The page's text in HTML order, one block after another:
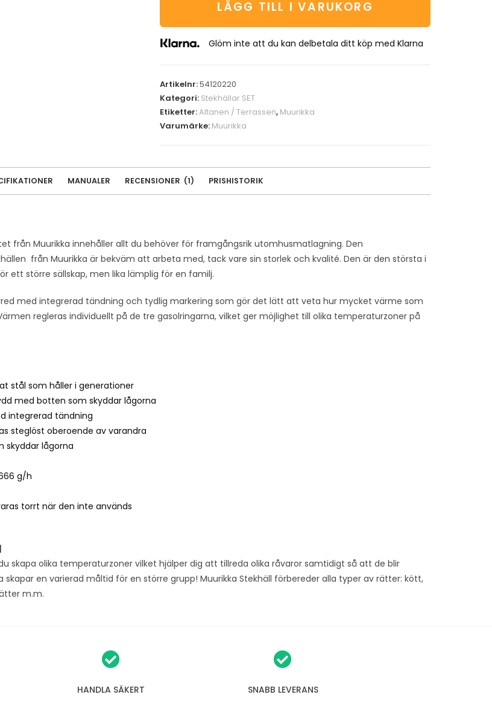
LÄGG TILL I VARUKORG
Glöm inte att du kan delbetala ditt köp med Klarna
Artikelnr:54120220
Kategori: Stekhällar SET
Etiketter:Altanen / Terrassen, Muurikka
Varumärke: Muurikka
MANUALER RECENSIONER (1) PRISHISTORIK
från Muurikka innehåller allt du behöver för framgångsrik utomhusmatlagning. Den
från Muurikka är bekväm att arbeta med, tack vare sin storlek och kvalité. Den är den största i
ett större sällskap, men lika lämplig för en familj.
med integrerad tändning och tydlig markering som gör det lätt att veta hur mycket värme som
regleras individuellt på de tre gasolringarna, vilket ger möjlighet till olika temperaturzoner på
stål som håller i generationer
med botten som skyddar lågorna
integrerad tändning
steglöst oberoende av varandra
skyddar lågorna
g/h
torrt när den inte används
skapa olika temperaturzoner vilket hjälper dig att tillreda olika råvaror samtidigt så att de blir
skapar en varierad måltid för en större grupp! Muurikka Stekhäll förbereder alla typer av rätter: kött,
m.m.
HANDLA SÄKERT SNABB LEVERANS